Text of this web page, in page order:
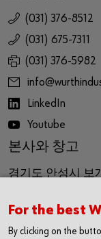
(031) 376-8512
(031) 675-7311
(031) 376-5982
LinkedIn
Youtube
본사와 창고
경기도 안성시 보
For the best
By clicking on the